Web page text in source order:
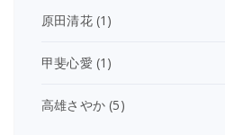
原田清花(1)
甲斐心愛 (1)
高雄さやか (5)